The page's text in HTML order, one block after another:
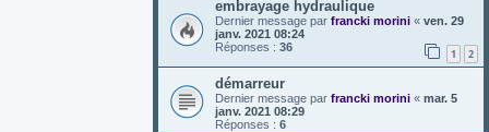
embrayage hydraulique
Dernier message par francki morini « ven. 29
janv. 2021 08:24
Réponses : 36 1 2
démarreur
Dernier message par francki morini « mar. 5
janv. 2021 08:29
Réponses : 6